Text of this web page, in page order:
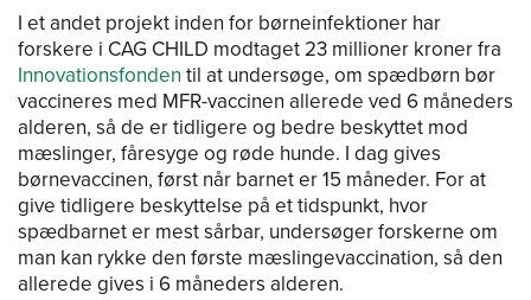
I et andet projekt inden for børneinfektioner har
forskere i CAG CHILD modtaget 23 millioner kroner fra
Innovationsfonden til at undersøge, om spædbørn bør
vaccineres med MFR-vaccinen allerede ved 6 måneders
alderen, så de er tidligere og bedre beskyttet mod
mæslinger, fåresyge og røde hunde. I dag gives
børnevaccinen, først når barnet er 15 måneder. For at
give tidligere beskyttelse på et tidspunkt, hvor
spædbarnet er mest sårbar, undersøger forskerne om
man kan rykke den første mæslingevaccination, så den
allerede gives i 6 måneders alderen.